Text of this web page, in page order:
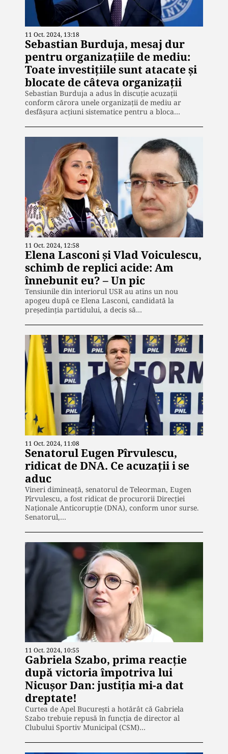
11 Oct. 2024, 13:18
Sebastian Burduja, mesaj dur
pentru organizațiile de mediu:
Toate investițiile sunt atacate și
blocate de câteva organizații
Sebastian Burduja a adus în discuție acuzații
conform cărora unele organizații de mediu ar
desfășura acțiuni sistematice pentru a bloca…
11 Oct. 2024, 12:58
Elena Lasconi și Vlad Voiculescu,
schimb de replici acide: Am
înnebunit eu? – Un pic
Tensiunile din interiorul USR au atins un nou
apogeu după ce Elena Lasconi, candidată la
președinția partidului, a decis să…
11 Oct. 2024, 11:08
Senatorul Eugen Pîrvulescu,
ridicat de DNA. Ce acuzații i se
aduc
Vineri dimineață, senatorul de Teleorman, Eugen
Pîrvulescu, a fost ridicat de procurorii Direcției
Naționale Anticorupție (DNA), conform unor surse.
Senatorul,…
11 Oct. 2024, 10:55
Gabriela Szabo, prima reacție
după victoria împotriva lui
Nicușor Dan: justiția mi-a dat
dreptate!
Curtea de Apel București a hotărât că Gabriela
Szabo trebuie repusă în funcția de director al
Clubului Sportiv Municipal (CSM)…